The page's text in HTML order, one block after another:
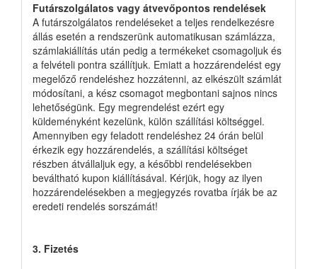
Futárszolgálatos vagy átvevőpontos rendelések
A futárszolgálatos rendeléseket a teljes rendelkezésre
állás esetén a rendszerünk automatikusan számlázza,
számlakiállítás után pedig a termékeket csomagoljuk és
a felvételi pontra szállítjuk. Emiatt a hozzárendelést egy
megelőző rendeléshez hozzátenni, az elkészült számlát
módosítani, a kész csomagot megbontani sajnos nincs
lehetőségünk. Egy megrendelést ezért egy
küldeményként kezelünk, külön szállítási költséggel.
Amennyiben egy feladott rendeléshez 24 órán belül
érkezik egy hozzárendelés, a szállítási költséget
részben átvállaljuk egy, a későbbi rendelésekben
beváltható kupon kiállításával. Kérjük, hogy az ilyen
hozzárendelésekben a megjegyzés rovatba írják be az
eredeti rendelés sorszámát!
3. Fizetés